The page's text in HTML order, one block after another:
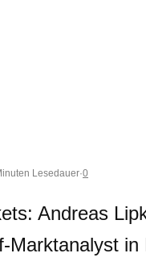
Lesedauer·0
Andreas
Marktanalyst in